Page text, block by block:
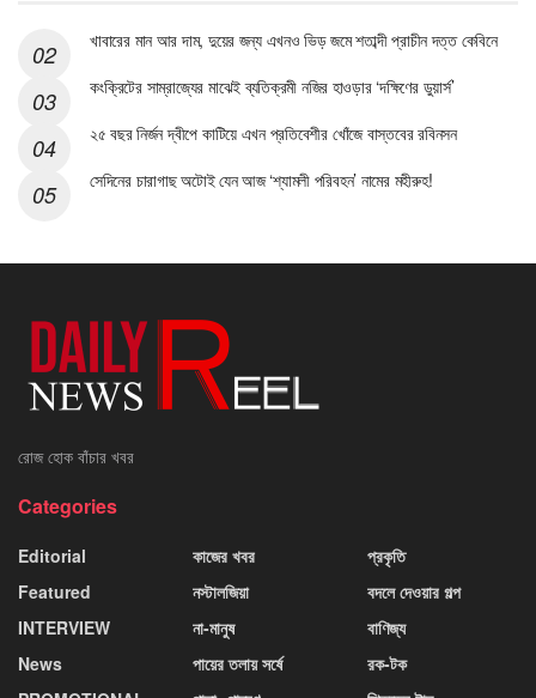
খাবারের মান আর দাম, দুয়ের জন্য এখনও ভিড় জমে শতাব্দী প্রাচীন দত্ত কেবিনে
কংক্রিটের সাম্রাজ্যের মাঝেই ব্যতিক্রমী নজির হাওড়ার ‘দক্ষিণের ডুয়ার্স’
২৫ বছর নির্জন দ্বীপে কাটিয়ে এখন প্রতিবেশীর খোঁজে বাস্তবের রবিনসন
সেদিনের চারাগাছ অটোই যেন আজ ‘শ্যামলী পরিবহন’ নামের মহীরুহ!
রোজ হোক বাঁচার খবর
Categories
Editorial
Featured
INTERVIEW
News
কাজের খবর
নস্টালজিয়া
না-মানুষ
পায়ের তলায় সর্ষে
প্রকৃতি
বদলে দেওয়ার গল্প
বাণিজ্য
রক-টক